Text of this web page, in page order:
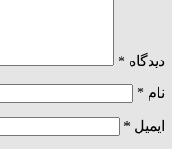
دیدگاه *
نام *
ایمیل *